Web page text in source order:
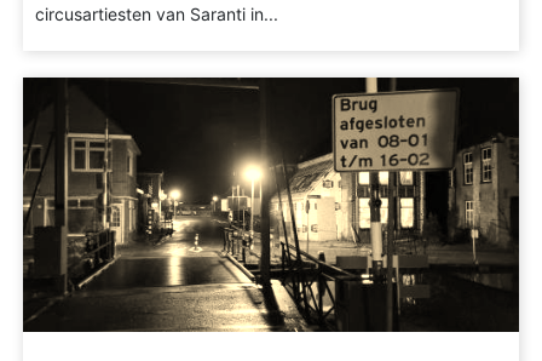
circusartiesten van Saranti in...